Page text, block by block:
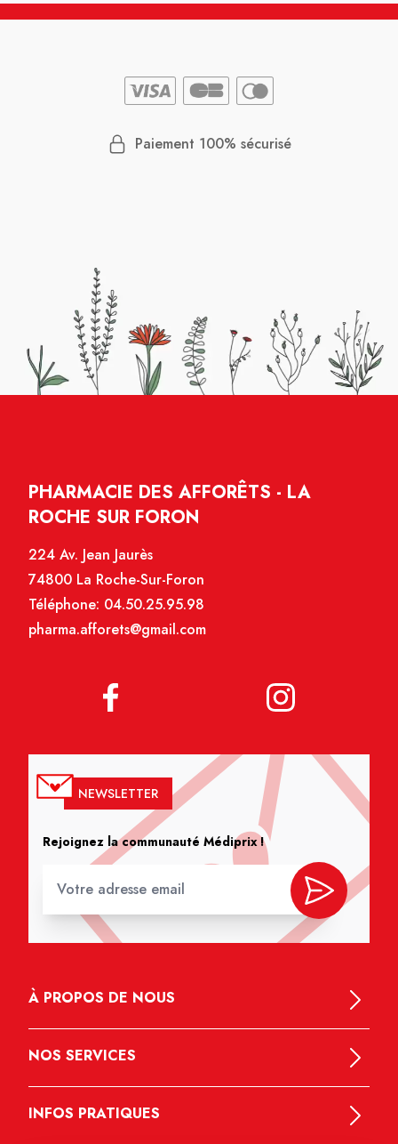
Paiement 100% sécurisé
PHARMACIE DES AFFORÊTS - LA
ROCHE SUR FORON
224 Av. Jean Jaurès
74800 La Roche-Sur-Foron
Téléphone: 04.50.25.95.98
pharma.afforets@gmail.com
NEWSLETTER
Rejoignez la communauté Médiprix !
À PROPOS DE NOUS
NOS SERVICES
INFOS PRATIQUES